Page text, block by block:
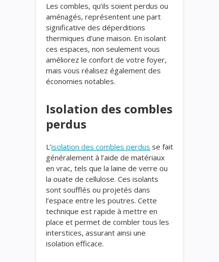
Les combles, qu’ils soient perdus ou
aménagés, représentent une part
significative des déperditions
thermiques d’une maison. En isolant
ces espaces, non seulement vous
améliorez le confort de votre foyer,
mais vous réalisez également des
économies notables.
Isolation des combles
perdus
L’isolation des combles perdus se fait
généralement à l’aide de matériaux
en vrac, tels que la laine de verre ou
la ouate de cellulose. Ces isolants
sont soufflés ou projetés dans
l’espace entre les poutres. Cette
technique est rapide à mettre en
place et permet de combler tous les
interstices, assurant ainsi une
isolation efficace.